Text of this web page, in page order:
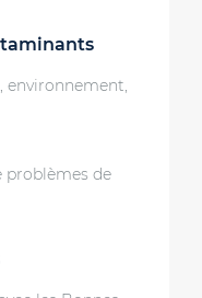
environnement,
problèmes de